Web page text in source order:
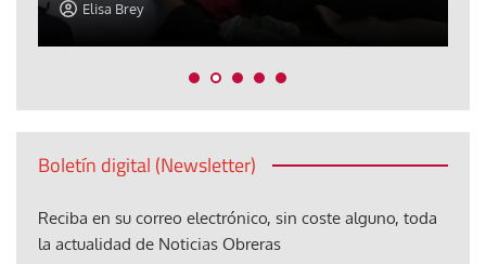
Elisa Brey
Boletín digital (Newsletter)
Reciba en su correo electrónico, sin coste alguno, toda
la actualidad de Noticias Obreras